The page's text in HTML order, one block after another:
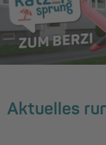
Aktuelles